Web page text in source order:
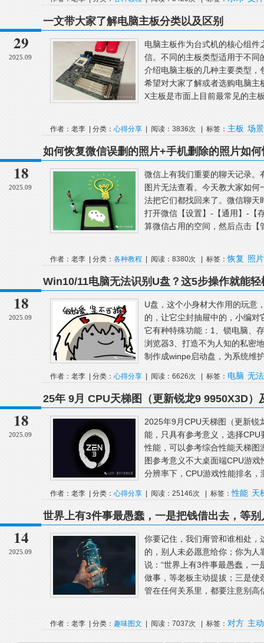
29
2025.09
一文带大家了解电脑主板分类以及区别
电脑主板作为台式机的核心组
信。不同的主板类型适用于不
介绍电脑主板的几种主要类型
希望对大家了解或者选购电脑主
X主板是市面上目前最常见的主
作者：老李 | 分类： 心得分享 | 阅读：3836次 | 标签： 主板 场景
18
2025.09
如何恢复微信误删的照片+手机删除的照片如
微信上有我们重要的聊天记录
图片无法查看。今天教大家如
法把它们都找回来了。微信聊
打开微信【设置】-【通用】-【
算微信占用的空间，然后点击
作者：老李 | 分类： 各种教程 | 阅读：8380次 | 标签：恢复 照片
18
2025.09
Win10/11电脑无法识别U盘？这5步操作就能
U盘，这个小身材大作用的玩意
的，让它尘封抽屉中的，小编对
它有种特殊功能：1、锁电脑、
浏览器3、打造不为人知的私密
制作成winpe启动盘，为系统维
作者：老李 | 分类： 心得分享 | 阅读：6626次 | 标签： 电脑 无法
18
2025.09
25年 9月 CPU天梯图（更新锐龙9 9950X3D）
RTX 5090Dv2&RX 9060）
2025年9月CPU天梯图（更新锐
能，只具有参考意义，选择
性能，可以参考综合性能天梯
图参考意义不大桌面端CPU游
分辨率下，CPU游戏性能排名，
作者：老李 | 分类： 心得分享 | 阅读：25146次 | 标签：性能 天
14
2025.09
世界上有3件事最愚蠢，一是把钱借出去，等
板主动提拔；三是使劲对别人好，坐等对方感
你要记住，我们甭管和谁相处
的，别人未必愿意给你；你为
说：“世界上有3件事最愚蠢，
做事，等老板主动提拔；三是使
管在任何关系里，都要注意别
作者：老李 | 分类： 趣味图文 | 阅读：7037次 | 标签： 对方 主动